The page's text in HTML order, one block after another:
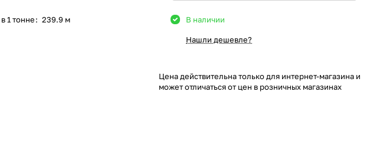
1 тонне: 239.9 м
В наличии
Нашли дешевле?
Цена действительна только для интернет-магазина и
может отличаться от цен в розничных магазинах